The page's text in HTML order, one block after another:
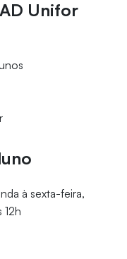
Unifor
à sexta-feira,
12h